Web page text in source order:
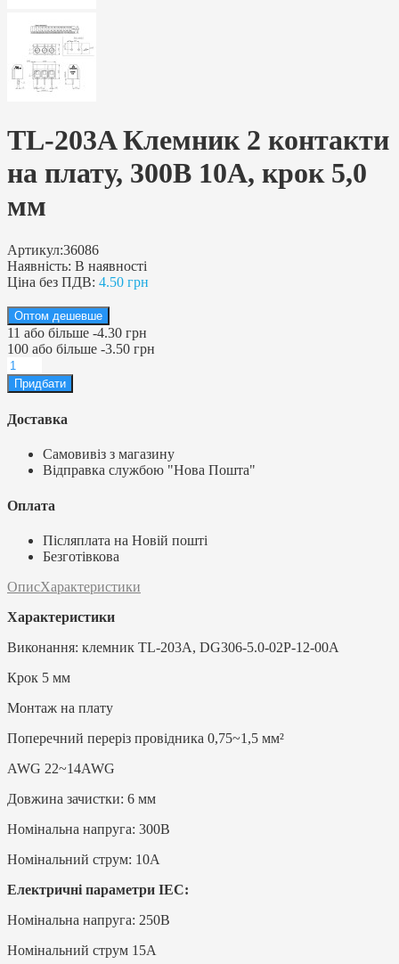
TL-203A Клемник 2 контакти
на плату, 300В 10А, крок 5,0
мм
Артикул:36086
Наявність: В наявності
Ціна без ПДВ: 4.50 грн
Оптом дешевше
11 або більше -4.30 грн
100 або більше -3.50 грн
Доставка
Самовивіз з магазину
Відправка службою "Нова Пошта"
Оплата
Післяплата на Новій пошті
Безготівкова
ОписХарактеристики
Характеристики
Виконання: клемник TL-203A, DG306-5.0-02P-12-00A
Крок 5 мм
Монтаж на плату
Поперечний переріз провідника 0,75~1,5 мм²
AWG 22~14AWG
Довжина зачистки: 6 мм
Номінальна напруга: 300В
Номінальний струм: 10А
Електричні параметри IEC:
Номінальна напруга: 250В
Номінальний струм 15А